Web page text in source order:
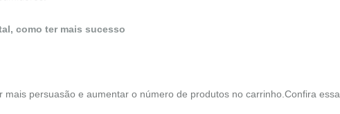
como ter mais sucesso
persuasão e aumentar o número de produtos no carrinho.Confira